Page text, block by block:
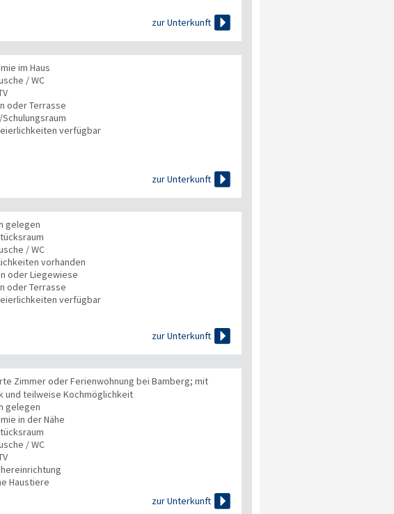
zur Unterkunft 
im Haus
/ WC
oder Terrasse
verfügbar
zur Unterkunft 
gelegen
/ WC
vorhanden
oder Liegewiese
oder Terrasse
verfügbar
zur Unterkunft 
Zimmer oder Ferienwohnung bei Bamberg; mit
und teilweise Kochmöglichkeit
gelegen
in der Nähe
/ WC
Haustiere
zur Unterkunft 